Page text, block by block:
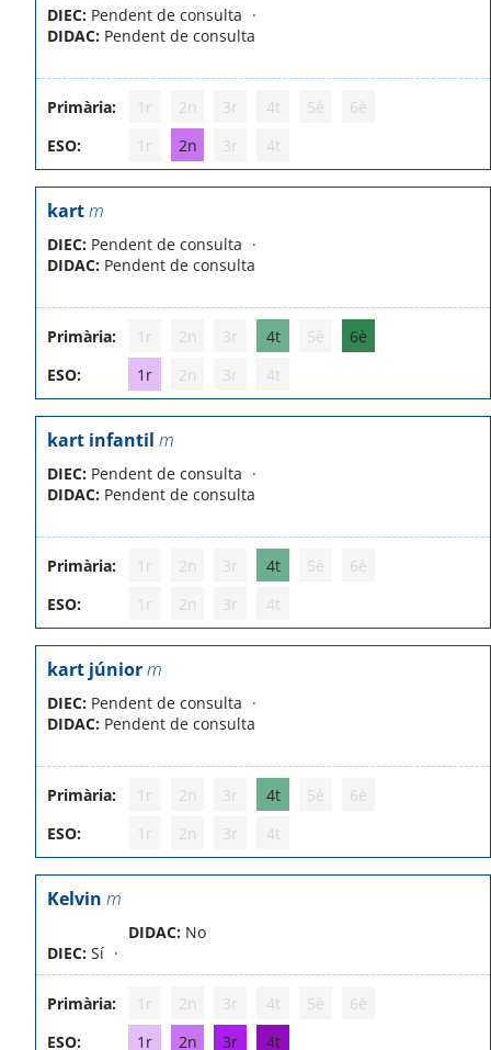
DIEC: Pendent de consulta
DIDAC: Pendent de consulta
Primària: 1r 2n 3r 4t 5è
6è
ESO:
1r 2n 3r 4t
kartm
DIEC: Pendent de consulta
DIDAC: Pendent de consulta
Primària: 1r 2n 3r 4t 5è
6è
ESO:
1r 2n 3r 4t
kart infantil m
DIEC: Pendent de consulta
DIDAC: Pendent de consulta
Primària: 1r 2n 3r 4t 5è
6è
ESO:
1r 2n 3r 4t
kart júniorm
DIEC: Pendent de consulta
DIDAC: Pendent de consulta
Primària: 1r 2n 3r 4t 5è
6è
ESO:
1r 2n 3r 4t
Kelvin m
DIEC: Sí
DIDAC: No
Primària: 1r 2n 3r 4t 5è
6è
ESO:
1r 2n 3r 4t